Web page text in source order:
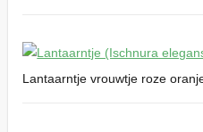
Lantaarntje vrouwtje roze